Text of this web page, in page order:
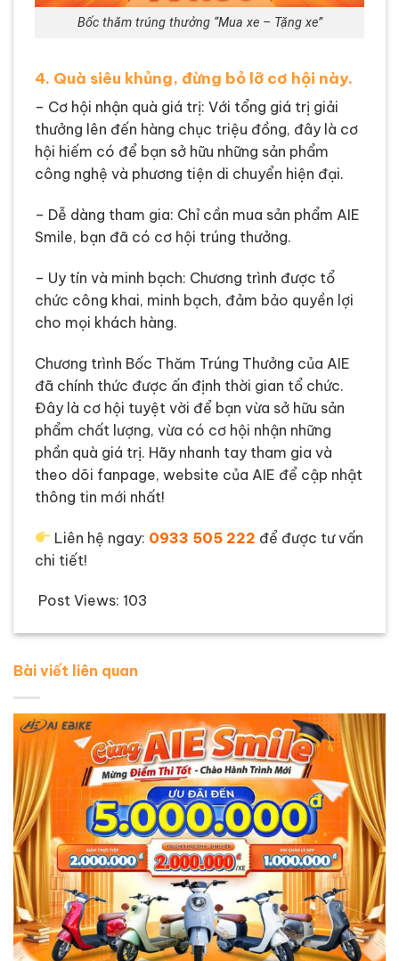
Bốc thăm trúng thưởng “Mua xe – Tặng xe”
4. Quà siêu khủng, đừng bỏ lỡ cơ hội này.
– Cơ hội nhận quà giá trị: Với tổng giá trị giải
thưởng lên đến hàng chục triệu đồng, đây là cơ
hội hiếm có để bạn sở hữu những sản phẩm
công nghệ và phương tiện di chuyển hiện đại.
– Dễ dàng tham gia: Chỉ cần mua sản phẩm AIE
Smile, bạn đã có cơ hội trúng thưởng.
– Uy tín và minh bạch: Chương trình được tổ
chức công khai, minh bạch, đảm bảo quyền lợi
cho mọi khách hàng.
Chương trình Bốc Thăm Trúng Thưởng của AIE
đã chính thức được ấn định thời gian tổ chức.
Đây là cơ hội tuyệt vời để bạn vừa sở hữu sản
phẩm chất lượng, vừa có cơ hội nhận những
phần quà giá trị. Hãy nhanh tay tham gia và
theo dõi fanpage, website của AIE để cập nhật
thông tin mới nhất!
Liên hệ ngay: 0933 505 222 để được tư vấn
chi tiết!
Post Views: 103
Bài viết liên quan